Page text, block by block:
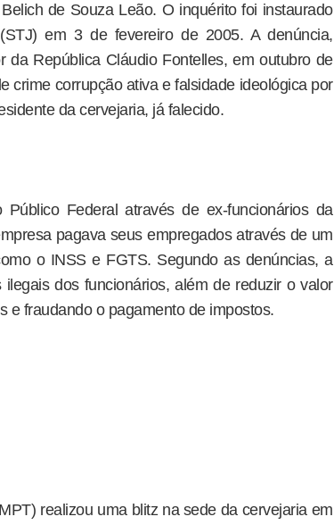
de Souza Leão. O inquérito foi instaurado
em 3 de fevereiro de 2005. A denúncia,
da República Cláudio Fontelles, em outubro de
crime corrupção ativa e falsidade ideológica por
da cervejaria, já falecido.
Federal através de ex-funcionários da
pagava seus empregados através de um
o INSS e FGTS. Segundo as denúncias, a
dos funcionários, além de reduzir o valor
e fraudando o pagamento de impostos.
realizou uma blitz na sede da cervejaria em